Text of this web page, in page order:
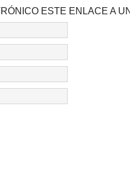
ESTE ENLACE A